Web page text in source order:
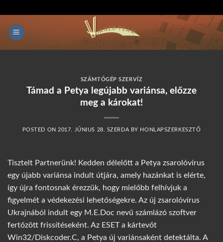
to
content
SZÁMTÓGÉP SZERVÍZ
Támad a Petya legújabb variánsa, előzze
meg a károkat!
POSTED ON 2017. JÚNIUS 28. SZERDA BY HONLAPSZERKESZTŐ
Tisztelt Partnerünk! Kedden délelőtt a Petya zsarolóvírus
egy újabb variánsa indult útjára, amely hazánkat is elérte,
így újra fontosnak érezzük, hogy mielőbb felhívjuk a
figyelmét a védekezési lehetőségekre. Az új zsarolóvírus
Ukrajnából indult egy M.E.Doc nevű számlázó szoftver
fertőzött frissítéseként. Az ESET a kártevőt
Win32/Diskcoder.C, a Petya új variánsaként detektálta. A